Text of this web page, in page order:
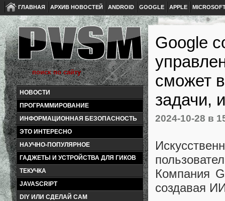
ГЛАВНАЯ АРХИВ НОВОСТЕЙ ANDROID GOOGLE APPLE
НОВОСТИ
ПРОГРАММИРОВАНИЕ
ИНФОРМАЦИОННАЯ БЕЗОПАСНОСТЬ
ЭТО ИНТЕРЕСНО
НАУЧНО-ПОПУЛЯРНОЕ
ГАДЖЕТЫ И УСТРОЙСТВА ДЛЯ ГИКОВ
ТЕКУЧКА
JAVASCRIPT
DIY ИЛИ СДЕЛАЙ САМ
Google
сможет
задачи,
2024-10-28 в
Компания
создавая